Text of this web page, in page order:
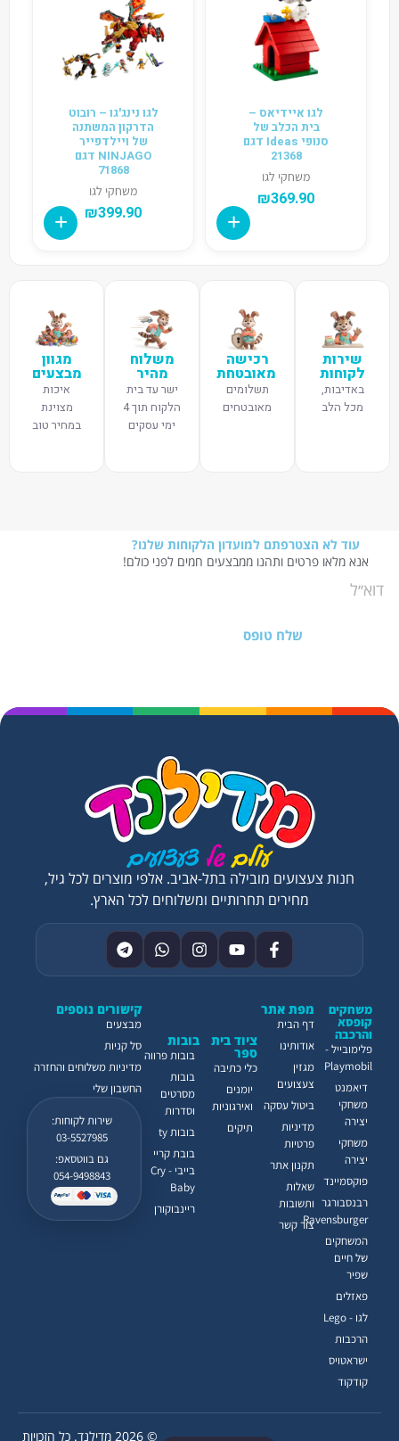
לגו איידיאס –
בית הכלב של
סנופי Ideas דגם
21368
משחקי לגו
₪369.90
לגו נינג'גו – רובוט
הדרקון המשתנה
של ויילדפייר
NINJAGO דגם
71868
משחקי לגו
₪399.90
שירות
לקוחות
באדיבות,
מכל הלב
רכישה
מאובטחת
תשלומים
מאובטחים
משלוח
מהיר
ישר עד בית
הלקוח תוך 4
ימי עסקים
מגוון
מבצעים
איכות
מצוינת
במחיר טוב
עוד לא הצטרפתם למועדון הלקוחות שלנו?
אנא מלאו פרטים ותהנו ממבצעים חמים לפני כולם!
שלח טופס
© 2026 מדילנד. כל הזכויות
קישורים נוספים
מבצעים
סל קניות
מדיניות משלוחים והחזרה
החשבון שלי
שירות לקוחות:
03-5527985
גם בווטסאפ:
054-9498843
ציוד בית
ספר
כלי כתיבה
יומנים
ואירגוניות
תיקים
בובות
בובות פרווה
בובות
מסרטים
וסדרות
בובות ty
בובת קריי
בייבי - Cry
Baby
ריינבוקורן
משחקים
קופסא
והרכבה
פלימובייל -
Playmobil
דיאמנט
משחקי
יצירה
משחקי
יצירה
פוקסמיינד
רבנסבורגר
Ravensburger
המשחקים
של חיים
שפיר
פאזלים
לגו - Lego
הרכבות
ישראטויס
קודקוד
מפת אתר
דף הבית
אודותינו
מגזין
צעצועים
ביטול עסקה
מדיניות
פרטיות
תקנון אתר
שאלות
ותשובות
צור קשר
חנות צעצועים מובילה בתל-אביב. אלפי מוצרים לכל גיל,
מחירים תחרותיים ומשלוחים לכל הארץ.